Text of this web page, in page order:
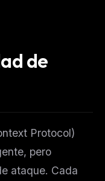
de
Protocol)
pero
ataque. Cada